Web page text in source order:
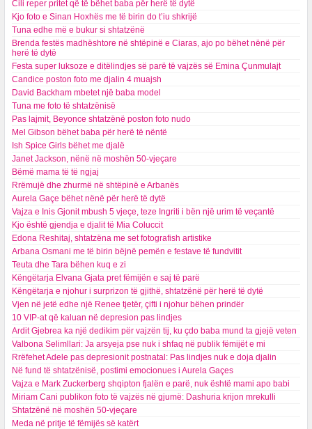
Cili reper pritet që të bëhet baba për herë të dytë
Kjo foto e Sinan Hoxhës me të birin do t’iu shkrijë
Tuna edhe më e bukur si shtatzënë
Brenda festës madhështore në shtëpinë e Ciaras, ajo po bëhet nënë për
herë të dytë
Festa super luksoze e ditëlindjes së parë të vajzës së Emina Çunmulajt
Candice poston foto me djalin 4 muajsh
David Backham mbetet një baba model
Tuna me foto të shtatzënisë
Pas lajmit, Beyonce shtatzënë poston foto nudo
Mel Gibson bëhet baba për herë të nëntë
Ish Spice Girls bëhet me djalë
Janet Jackson, nënë në moshën 50-vjeçare
Bëmë mama të të ngjaj
Rrëmujë dhe zhurmë në shtëpinë e Arbanës
Aurela Gaçe bëhet nënë për herë të dytë
Vajza e Inis Gjonit mbush 5 vjeçe, teze Ingriti i bën një urim të veçantë
Kjo është gjendja e djalit të Mia Coluccit
Edona Reshitaj, shtatzëna me set fotografish artistike
Arbana Osmani me të birin bëjnë pemën e festave të fundvitit
Teuta dhe Tara bëhen kuq e zi
Këngëtarja Elvana Gjata pret fëmijën e saj të parë
Këngëtarja e njohur i surprizon të gjithë, shtatzënë për herë të dytë
Vjen në jetë edhe një Renee tjetër, çifti i njohur bëhen prindër
10 VIP-at që kaluan në depresion pas lindjes
Ardit Gjebrea ka një dedikim për vajzën tij, ku çdo baba mund ta gjejë veten
Valbona Selimllari: Ja arsyeja pse nuk i shfaq në publik fëmijët e mi
Rrëfehet Adele pas depresionit postnatal: Pas lindjes nuk e doja djalin
Në fund të shtatzënisë, postimi emocionues i Aurela Gaçes
Vajza e Mark Zuckerberg shqipton fjalën e parë, nuk është mami apo babi
Miriam Cani publikon foto të vajzës në gjumë: Dashuria krijon mrekulli
Shtatzënë në moshën 50-vjeçare
Meda në pritje të fëmijës së katërt